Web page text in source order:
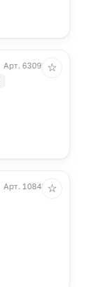
Арт. 63092.30
☆
Арт. 10842.90
☆